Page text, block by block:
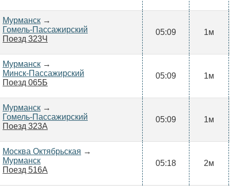
Мурманск →
Гомель-Пассажирский
Поезд 323Ч
05:09 1м
Мурманск →
Минск-Пассажирский
Поезд 065Б
05:09 1м
Мурманск →
Гомель-Пассажирский
Поезд 323А
05:09 1м
Москва Октябрьская →
Мурманск
Поезд 516А
05:18 2м